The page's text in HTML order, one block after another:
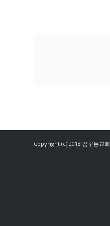
Copyright (c) 2018 꿈꾸는교회